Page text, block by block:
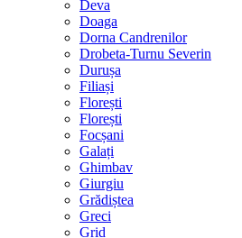
Deva
Doaga
Dorna Candrenilor
Drobeta-Turnu Severin
Durușa
Filiași
Florești
Florești
Focșani
Galați
Ghimbav
Giurgiu
Grădiștea
Greci
Grid